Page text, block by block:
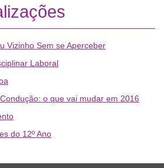
Vizinho Sem se Aperceber
Laboral
o que vai mudar em 2016
do 12º Ano